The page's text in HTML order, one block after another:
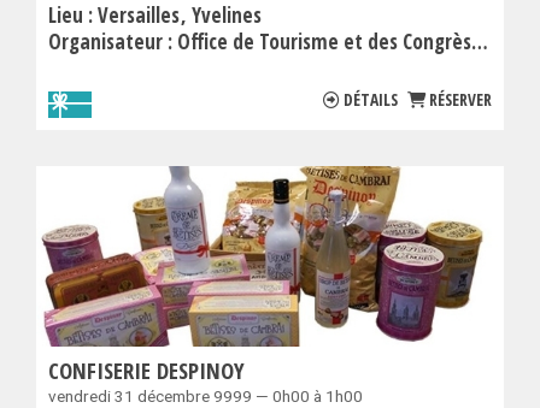
Lieu :Versailles Yvelines
Organisateur : Office de Tourisme et des Congrès de Versailles Grand Parc
DÉTAILS RÉSERVER
CONFISERIE DESPINOY
vendredi 31 décembre 9999 — 0h00 à 1h00